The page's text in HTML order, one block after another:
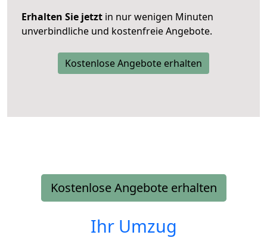
Erhalten Sie jetzt in nur wenigen Minuten
unverbindliche und kostenfreie Angebote.
Kostenlose Angebote erhalten
Kostenlose Angebote erhalten
Ihr Umzug